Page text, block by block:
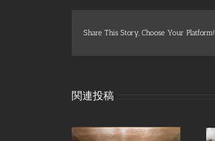
Share This Story, Choose Your Platform!
関連投稿